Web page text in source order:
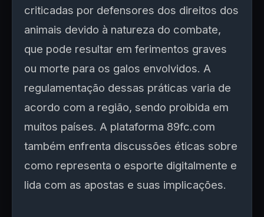
criticadas por defensores dos direitos dos
animais devido à natureza do combate,
que pode resultar em ferimentos graves
ou morte para os galos envolvidos. A
regulamentação dessas práticas varia de
acordo com a região, sendo proibida em
muitos países. A plataforma 89fc.com
também enfrenta discussões éticas sobre
como representa o esporte digitalmente e
lida com as apostas e suas implicações.